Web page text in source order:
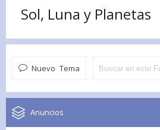
Sol, Luna y Planetas
Nuevo Tema
Anuncios